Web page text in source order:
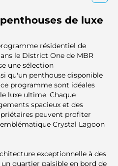
de luxe
résidentiel de
le District One de MBR
une sélection
qu'un penthouse disponible
programme sont idéales
luxe ultime. Chaque
spacieux et des
peuvent profiter
Crystal Lagoon
exceptionnelle à des
quartier paisible en bord de